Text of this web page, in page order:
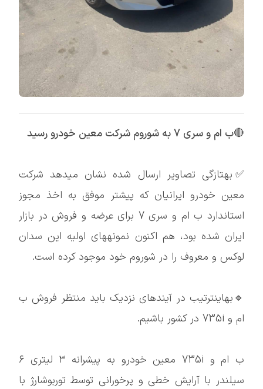
🔴ب ام و سری 7 به شوروم شرکت معین خودرو رسید
✅بهتازگی تصاویر ارسال شده نشان میدهد شرکت
معین خودرو ایرانیان که پیشتر موفق به اخذ مجوز
استاندارد ب ام و سری 7 برای عرضه و فروش در بازار
ایران شده بود، هم اکنون نمونههای اولیه این سدان
لوکس و معروف را در شوروم خود موجود کرده است.
🔹بهاینترتیب در آیندهای نزدیک باید منتظر فروش ب
ام و 735i در کشور باشیم.
ب ام و 735i معین خودرو به پیشرانه ۳ لیتری ۶
سیلندر با آرایش خطی و پرخورانی توسط توربوشارژ با